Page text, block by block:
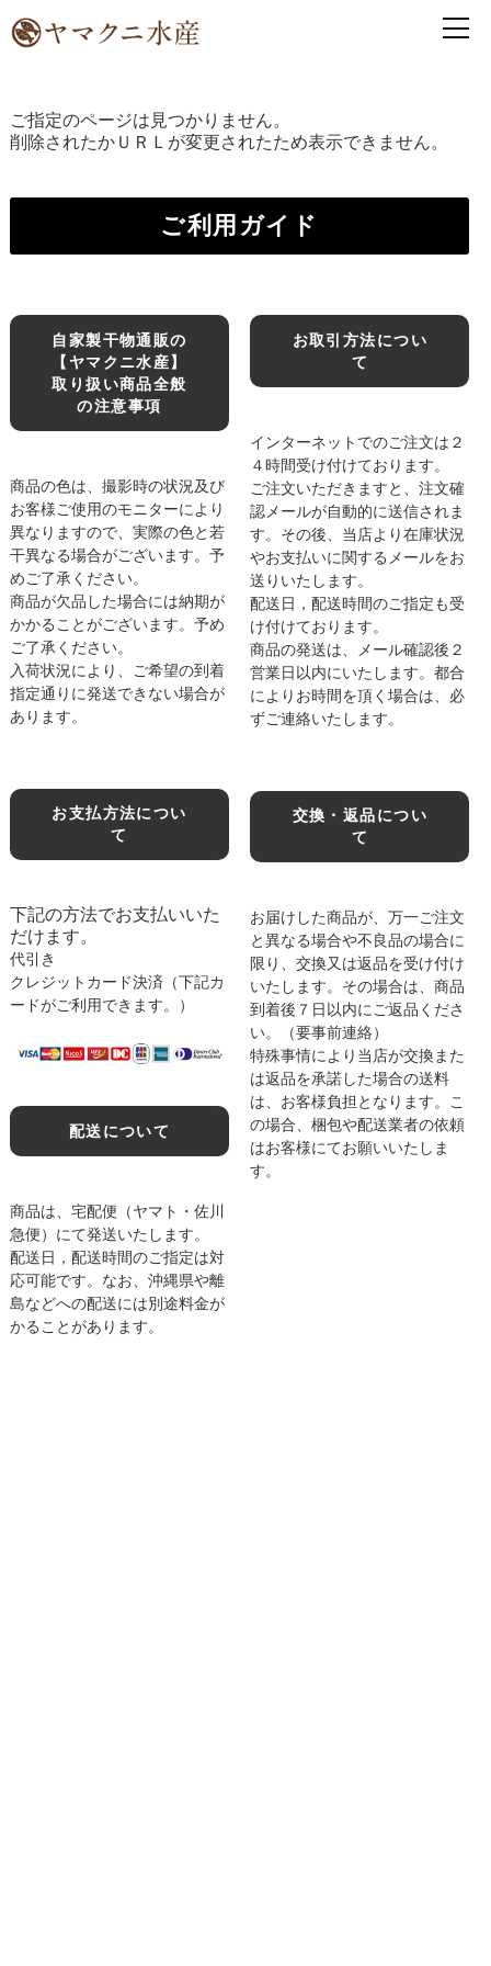
ご指定のページは見つかりません。
削除されたかＵＲＬが変更されたため表示できません。
ご利用ガイド
自家製干物通販の
【ヤマクニ水産】
取り扱い商品全般
の注意事項
商品の色は、撮影時の状況及び
お客様ご使用のモニターにより
異なりますので、実際の色と若
干異なる場合がございます。予
めご了承ください。
商品が欠品した場合には納期が
かかることがございます。予め
ご了承ください。
入荷状況により、ご希望の到着
指定通りに発送できない場合が
あります。
お支払方法につい
て
下記の方法でお支払いいた
だけます。
代引き
クレジットカード決済（下記カ
ードがご利用できます。）
配送について
商品は、宅配便（ヤマト・佐川
急便）にて発送いたします。
配送日，配送時間のご指定は対
応可能です。なお、沖縄県や離
島などへの配送には別途料金が
かることがあります。
お取引方法につい
て
インターネットでのご注文は２
４時間受け付けております。
ご注文いただきますと、注文確
認メールが自動的に送信されま
す。その後、当店より在庫状況
やお支払いに関するメールをお
送りいたします。
配送日，配送時間のご指定も受
け付けております。
商品の発送は、メール確認後２
営業日以内にいたします。都合
によりお時間を頂く場合は、必
ずご連絡いたします。
交換・返品につい
て
お届けした商品が、万一ご注文
と異なる場合や不良品の場合に
限り、交換又は返品を受け付け
いたします。その場合は、商品
到着後７日以内にご返品くださ
い。（要事前連絡）
特殊事情により当店が交換また
は返品を承諾した場合の送料
は、お客様負担となります。こ
の場合、梱包や配送業者の依頼
はお客様にてお願いいたしま
す。